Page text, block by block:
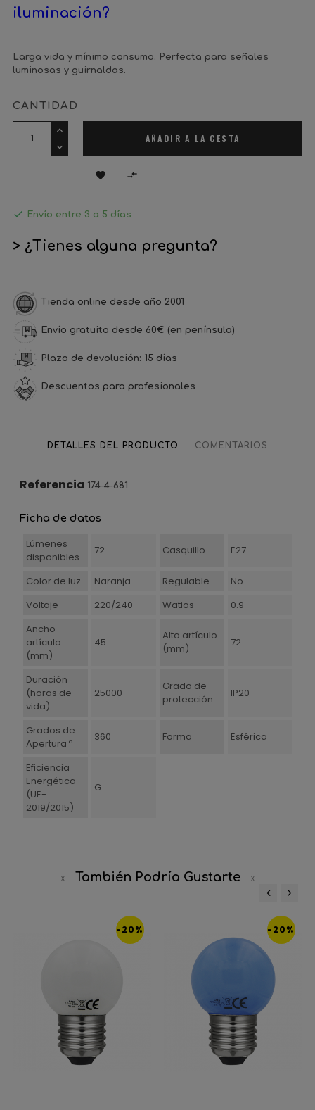
iluminación?
Larga vida y mínimo consumo. Perfecta para señales
luminosas y guirnaldas.
CANTIDAD
AÑADIR A LA CESTA
 
 Envío entre 3 a 5 días
> ¿Tienes alguna pregunta?
Tienda online desde año 2001
Envío gratuito desde 60€ (en península)
Plazo de devolución: 15 días
Descuentos para profesionales
DETALLES DEL PRODUCTO COMENTARIOS
Referencia 174-4-681
Ficha de datos
Lúmenes
disponibles
72 Casquillo E27
Color de luz Naranja Regulable
No
Voltaje
220/240 Watios
0.9
Ancho
artículo
(mm)
45
Alto artículo
(mm)
72
Duración
(horas de
vida)
25000
Grado de
protección
IP20
Grados de
Apertura º
360 Forma Esférica
Eficiencia
Energética
(UE-
2019/2015)
G
También Podría Gustarte
-20% -20%